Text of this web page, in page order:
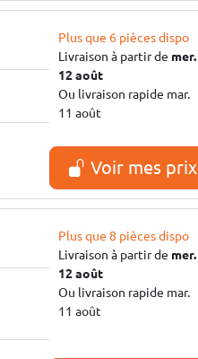
Plus que 6 pièces dispo
Livraison à partir de mer.
12 août
Ou livraison rapide mar.
11 août
Voir mes prix
Plus que 8 pièces dispo
Livraison à partir de mer.
12 août
Ou livraison rapide mar.
11 août